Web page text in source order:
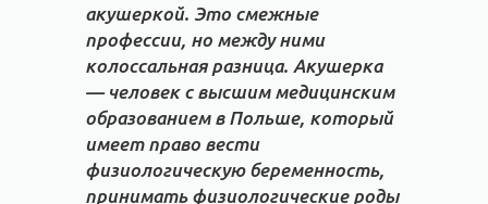
акушеркой. Это смежные
профессии, но между ними
колоссальная разница. Акушерка
— человек с высшим медицинским
образованием в Польше, который
имеет право вести
физиологическую беременность,
принимать физиологические роды